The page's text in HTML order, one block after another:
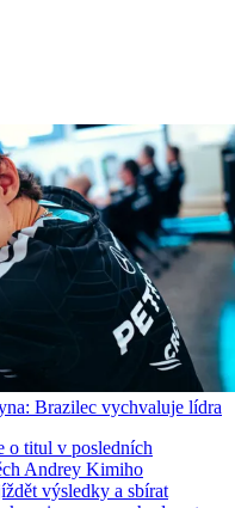
Brazilec vychvaluje lídra
o titul v posledních
Andrey Kimiho
výsledky a sbírat